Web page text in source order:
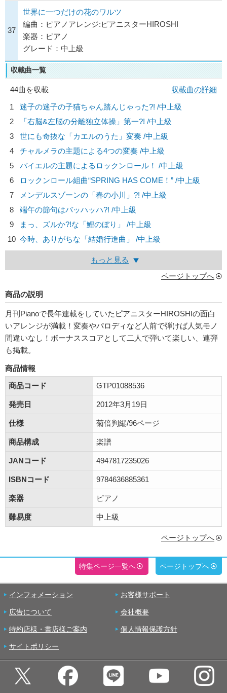
37
世界に一つだけの花のワルツ
編曲：ピアノアレンジ:ピアニスターHIROSHI
楽器：ピアノ
グレード：中上級
収載曲一覧
44曲を収載
収載曲の詳細
1
迷子の迷子の子猫ちゃん踏んじゃった?! /中上級
2
「右脳&左脳の分離独立体操」第一?! /中上級
3
世にも奇抜な「カエルのうた」変奏 /中上級
4
チャルメラの主題による4つの変奏 /中上級
5
バイエルの主題によるロックンロール！ /中上級
6
ロックンロール組曲“SPRING HAS COME！” /中上級
7
メンデルスゾーンの「春の小川」?! /中上級
8
端午の節句はバッハッハ?! /中上級
9
まっ、ズルか?!な「鯉のぼり」 /中上級
10 今時、ありがちな「結婚行進曲」 /中上級
もっと見る
ページトップへ
商品の説明
月刊Pianoで長年連載をしていたピアニスターHIROSHIの面白
いアレンジが満載！変奏やパロディなど人前で弾けば人気モノ
間違いなし！ボーナススコアとして二人で弾いて楽しい、連弾
も掲載。
商品情報
商品コード
GTP01088536
発売日 2012年3月19日
仕様 菊倍判縦/96ページ
商品構成 楽譜
JANコード 4947817235026
ISBNコード 9784636885361
楽器 ピアノ
難易度 中上級
ページトップへ
特集ページ一覧へ ページトップへ
インフォメーション お客様サポート
広告について 会社概要
特約店様・書店様ご案内 個人情報保護方針
サイトポリシー